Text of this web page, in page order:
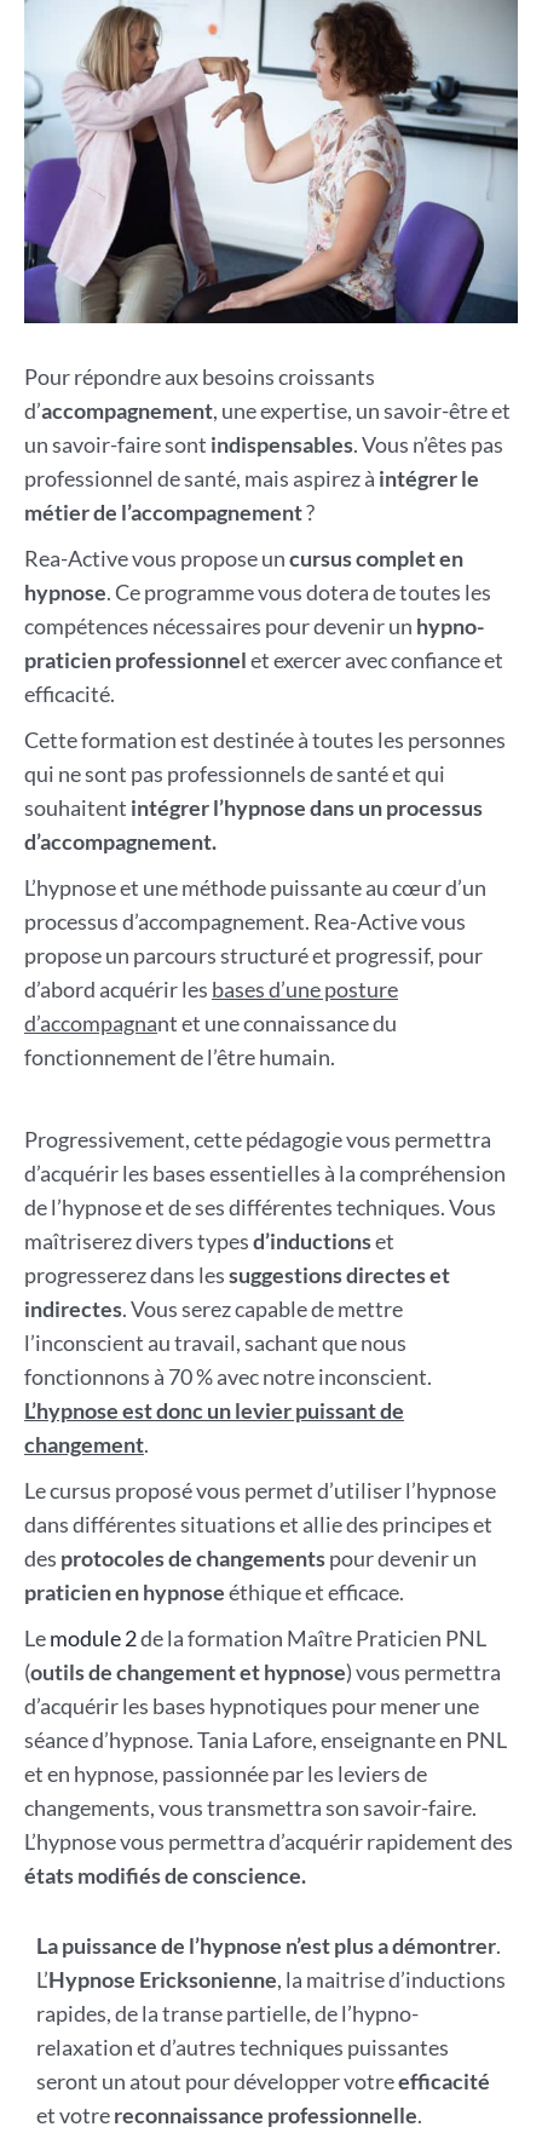
Pour répondre aux besoins croissants
d’accompagnement, une expertise, un savoir-être et
un savoir-faire sont indispensables. Vous n’êtes pas
professionnel de santé, mais aspirez à intégrer le
métier de l’accompagnement?
Rea-Active vous propose uncursus complet en
hypnose. Ce programme vous dotera de toutes les
compétences nécessaires pour devenir un hypno-
praticien professionnelet exercer avec confiance et
efficacité.
Cette formation est destinée à toutes les personnes
qui ne sont pas professionnels de santé et qui
souhaitent intégrer l’hypnose dans un processus
d’accompagnement.
L’hypnose et une méthode puissante au cœur d’un
processus d’accompagnement. Rea-Active vous
propose un parcours structuré et progressif, pour
d’abord acquérir les bases d’une posture
d’accompagnant et une connaissance du
fonctionnement de l’être humain.
Progressivement, cette pédagogie vous permettra
d’acquérir les bases essentielles à la compréhension
de l’hypnose et de ses différentes techniques. Vous
maîtriserez divers typesd’inductionset
progresserez dans lessuggestions directes et
indirectes. Vous serez capable de mettre
l’inconscient au travail, sachant que nous
fonctionnons à 70 % avec notre inconscient.
L’hypnose est donc un levier puissant de
changement.
Le cursus proposé vous permet d’utiliser l’hypnose
dans différentes situations et allie des principes et
des protocoles de changementspour devenir un
praticien en hypnoseéthique et efficace.
Lemodule 2de la formation Maître Praticien PNL
(outils de changement et hypnose) vous permettra
d’acquérir les bases hypnotiques pour mener une
séance d’hypnose. Tania Lafore, enseignante en PNL
et en hypnose, passionnée par les leviers de
changements, vous transmettra son savoir-faire.
L’hypnose vous permettra d’acquérir rapidement des
états modifiés de conscience.
La puissance de l’hypnose n’est plus a démontrer.
L’Hypnose Ericksonienne, la maitrise d’inductions
rapides, de la transe partielle, de l’hypno-
relaxation et d’autres techniques puissantes
seront un atout pour développer votreefficacité
et votrereconnaissance professionnelle.